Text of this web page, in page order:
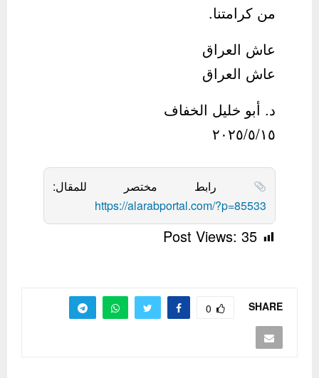
من كرامتنا.
عاش العراق
عاش العراق
د. أبو خليل الخفاف
٢٠٢٥/٥/١٥
رابط مختصر للمقال:
https://alarabportal.com/?p=85533
Post Views: 35
SHARE
0